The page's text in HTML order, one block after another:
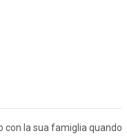
con la sua famiglia quando